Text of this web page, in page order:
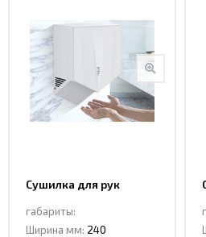
Сушилка для рук
габариты:
Ширина мм: 240